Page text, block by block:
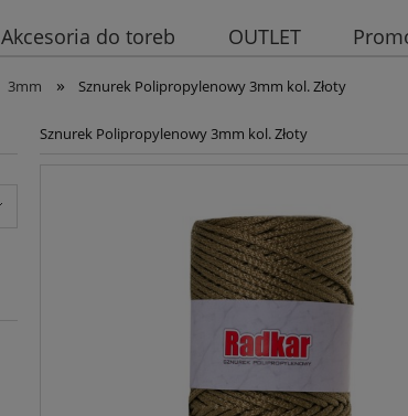
Akcesoria do toreb OUTLET
3mm » Sznurek Polipropylenowy 3mm kol. Złoty
Sznurek Polipropylenowy 3mm kol. Złoty